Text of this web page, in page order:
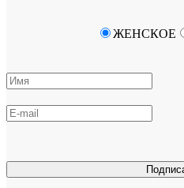
ЖЕНСКОЕ